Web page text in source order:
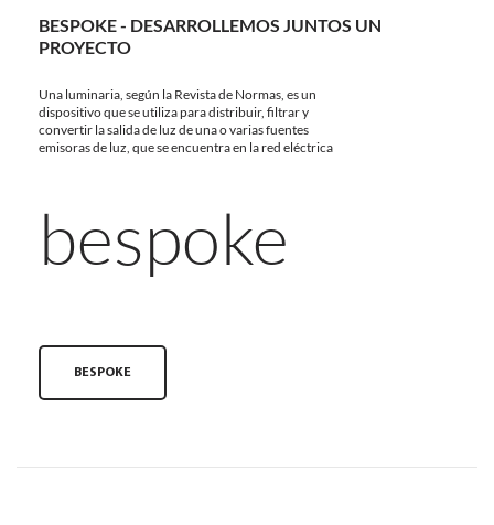
BESPOKE - DESARROLLEMOS JUNTOS UN
PROYECTO
Una luminaria, según la Revista de Normas, es un
dispositivo que se utiliza para distribuir, filtrar y
convertir la salida de luz de una o varias fuentes
emisoras de luz, que se encuentra en la red eléctrica
bespoke
BESPOKE